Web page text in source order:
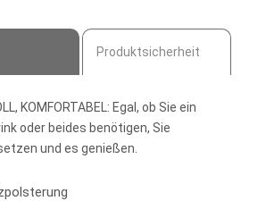
Produktsicherheit
KOMFORTABEL: Egal, ob Sie ein
oder beides benötigen, Sie
und es genießen.